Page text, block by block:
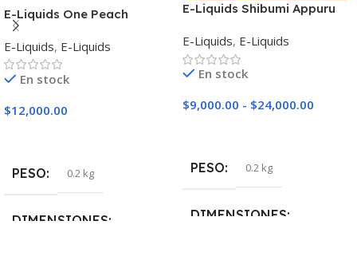
E-Liquids One Peach
E-Liquids, E-Liquids
En stock
$12,000.00
PESO 0.2 kg
DIMENSIONES
E-Liquids Shibumi Appuru
E-Liquids, E-Liquids
En stock
$9,000.00 - $24,000.00
PESO 0.2 kg
DIMENSIONES